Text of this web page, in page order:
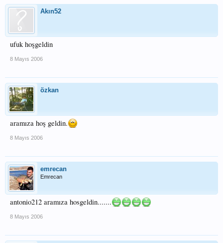
Akın52
ufuk hoşgeldin
8 Mayıs 2006
özkan
aramıza hoş geldin.
8 Mayıs 2006
emrecan
Emrecan
antonio212 aramıza hosgeldin.......
8 Mayıs 2006